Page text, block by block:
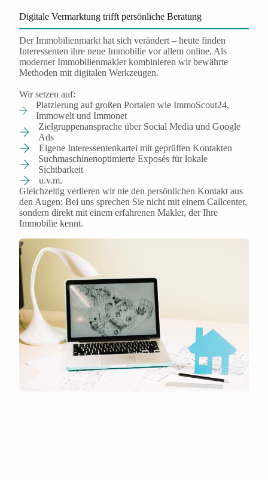
Digitale Vermarktung trifft persönliche Beratung
Der Immobilienmarkt hat sich verändert – heute finden
Interessenten ihre neue Immobilie vor allem online. Als
moderner Immobilienmakler kombinieren wir bewährte
Methoden mit digitalen Werkzeugen.
Wir setzen auf:
Platzierung auf großen Portalen wie ImmoScout24,
Immowelt und Immonet
Zielgruppenansprache über Social Media und Google
Ads
Eigene Interessentenkartei mit geprüften Kontakten
Suchmaschinenoptimierte Exposés für lokale
Sichtbarkeit
u.v.m.
Gleichzeitig verlieren wir nie den persönlichen Kontakt aus
den Augen: Bei uns sprechen Sie nicht mit einem Callcenter,
sondern direkt mit einem erfahrenen Makler, der Ihre
Immobilie kennt.